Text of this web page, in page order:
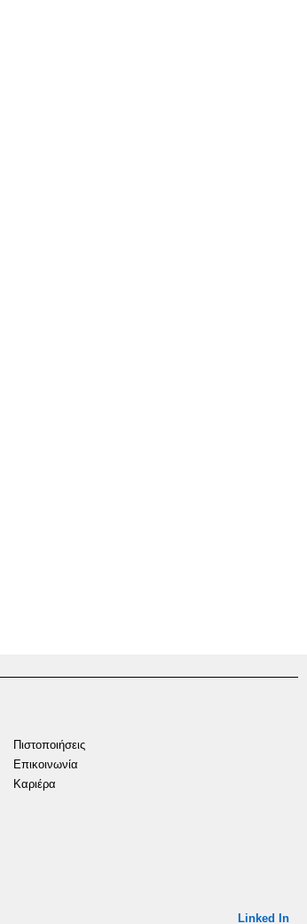
Πιστοποιήσεις
Επικοινωνία
Καριέρα
Linked In